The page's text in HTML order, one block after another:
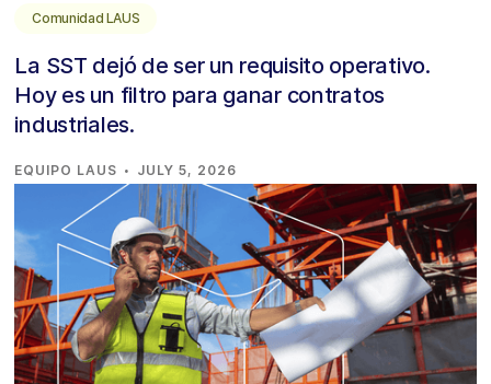
Comunidad LAUS
La SST dejó de ser un requisito operativo.
Hoy es un filtro para ganar contratos
industriales.
EQUIPO LAUS · JULY 5, 2026